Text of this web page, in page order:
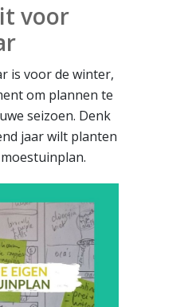
voor
is voor de winter,
om plannen te
seizoen. Denk
jaar wilt planten